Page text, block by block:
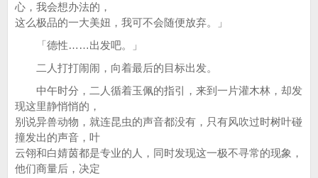
心，我会想办法的，
这么极品的一大美妞，我可不会随便放弃。」
「德性……出发吧。」
二人打打闹闹，向着最后的目标出发。
中午时分，二人循着玉佩的指引，来到一片灌木林，却发
现这里静悄悄的，
别说异兽动物，就连昆虫的声音都没有，只有风吹过时树叶碰
撞发出的声音，叶
云翎和白婧茵都是专业的人，同时发现这一极不寻常的现象，
他们商量后，决定